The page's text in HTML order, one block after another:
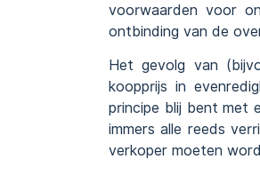
voorwaarden voor
ontbinding van de
Het gevolg van
koopprijs in
principe blij bent met
immers alle reeds
verkoper moeten